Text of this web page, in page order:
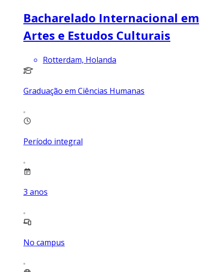
Bacharelado Internacional em
Artes e Estudos Culturais
Rotterdam, Holanda
Graduação em Ciências Humanas
Período integral
3 anos
No campus